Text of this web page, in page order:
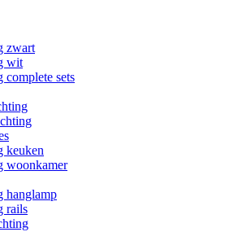
zwart
wit
sets
keuken
woonkamer
hanglamp
rails